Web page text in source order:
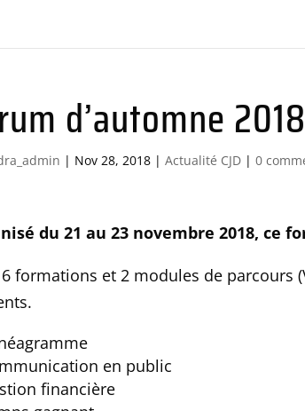
d’automne 2018
| Nov 28, 2018 |Actualité CJD |0
du 21 au 23 novembre 2018, ce
6 formations et 2 modules de parcours
en public
financière